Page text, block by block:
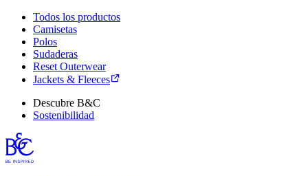
Todos los productos
Camisetas
Polos
Sudaderas
Reset Outerwear
Jackets & Fleeces
Descubre B&C
Sostenibilidad